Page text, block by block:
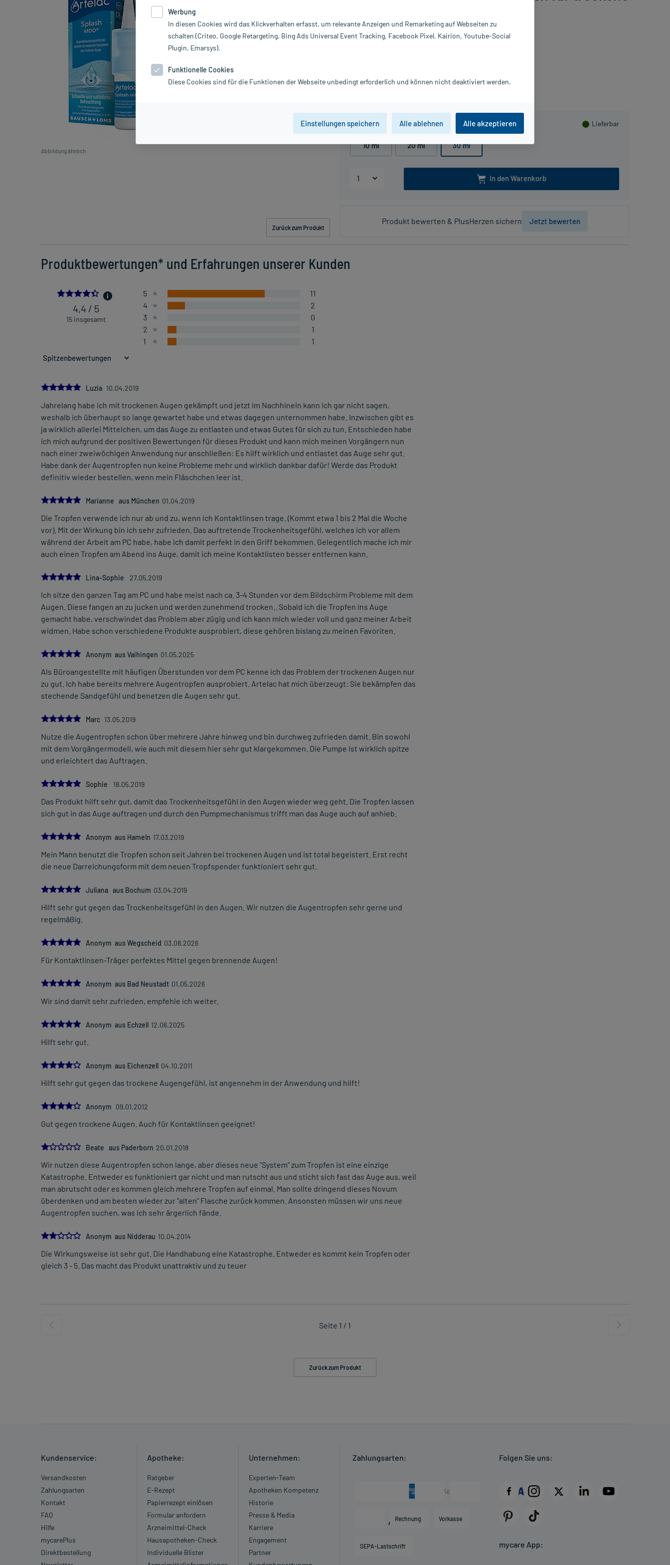
Abbildung ähnlich
Zurück zum Produkt
inkl. MwSt. Gratis-Versand innerhalb D.
Packungseinheit Lieferbar
10 ml 20 ml 30 ml
In den Warenkorb
Produkt bewerten & PlusHerzen sichern Jetzt bewerten
Produktbewertungen* und Erfahrungen unserer Kunden
4.4
4,4 / 5
15 insgesamt
5
11
4
2
3
0
2
1
1
1
5.0
Luzia 10.04.2019
Jahrelang habe ich mit trockenen Augen gekämpft und jetzt im Nachhinein kann ich gar nicht sagen,
weshalb ich überhaupt so lange gewartet habe und etwas dagegen unternommen habe. Inzwischen gibt es
ja wirklich allerlei Mittelchen, um das Auge zu entlasten und etwas Gutes für sich zu tun. Entschieden habe
ich mich aufgrund der positiven Bewertungen für dieses Produkt und kann mich meinen Vorgängern nun
nach einer zweiwöchigen Anwendung nur anschließen: Es hilft wirklich und entlastet das Auge sehr gut.
Habe dank der Augentropfen nun keine Probleme mehr und wirklich dankbar dafür! Werde das Produkt
definitiv wieder bestellen, wenn mein Fläschchen leer ist.
5.0
Marianne aus München 01.04.2019
Die Tropfen verwende ich nur ab und zu, wenn ich Kontaktlinsen trage. (Kommt etwa 1 bis 2 Mal die Woche
vor). Mit der Wirkung bin ich sehr zufrieden. Das auftretende Trockenheitsgefühl, welches ich vor allem
während der Arbeit am PC habe, habe ich damit perfekt in den Griff bekommen. Gelegentlich mache ich mir
auch einen Tropfen am Abend ins Auge, damit ich meine Kontaktlisten besser entfernen kann.
5.0
Lina-Sophie 27.05.2019
Ich sitze den ganzen Tag am PC und habe meist nach ca. 3-4 Stunden vor dem Bildschirm Probleme mit dem
Augen. Diese fangen an zu jucken und werden zunehmend trocken.. Sobald ich die Tropfen ins Auge
gemacht habe, verschwindet das Problem aber zügig und ich kann mich wieder voll und ganz meiner Arbeit
widmen. Habe schon verschiedene Produkte ausprobiert, diese gehören bislang zu meinen Favoriten.
5.0
Anonym aus Vaihingen 01.05.2025
Als Büroangestellte mit häufigen Überstunden vor dem PC kenne ich das Problem der trockenen Augen nur
zu gut. Ich habe bereits mehrere Augentropfen ausprobiert. Artelac hat mich überzeugt: Sie bekämpfen das
stechende Sandgefühl und benetzen die Augen sehr gut.
5.0
Marc 13.05.2019
Nutze die Augentropfen schon über mehrere Jahre hinweg und bin durchweg zufrieden damit. Bin sowohl
mit dem Vorgängermodell, wie auch mit diesem hier sehr gut klargekommen. Die Pumpe ist wirklich spitze
und erleichtert das Auftragen.
5.0
Sophie 18.05.2019
Das Produkt hilft sehr gut, damit das Trockenheitsgefühl in den Augen wieder weg geht. Die Tropfen lassen
sich gut in das Auge auftragen und durch den Pumpmechanismus trifft man das Auge auch auf anhieb.
5.0
Anonym aus Hameln 17.03.2019
Mein Mann benutzt die Tropfen schon seit Jahren bei trockenen Augen und ist total begeistert. Erst recht
die neue Darreichungsform mit dem neuen Tropfspender funktioniert sehr gut.
5.0
Juliana aus Bochum 03.04.2019
Hilft sehr gut gegen das Trockenheitsgefühl in den Augen. Wir nutzen die Augentropfen sehr gerne und
regelmäßig.
5.0
Anonym aus Wegscheid 03.08.2026
Für Kontaktlinsen-Träger perfektes Mittel gegen brennende Augen!
5.0
Anonym aus Bad Neustadt 01.05.2026
Wir sind damit sehr zufrieden, empfehle ich weiter.
5.0
Anonym aus Echzell 12.06.2025
Hilft sehr gut.
4.0
Anonym aus Eichenzell 04.10.2011
Hilft sehr gut gegen das trockene Augengefühl, ist angennehm in der Anwendung und hilft!
4.0
Anonym 09.01.2012
Gut gegen trockene Augen. Auch für Kontaktlinsen geeignet!
1.0
Beate aus Paderborn 20.01.2018
Wir nutzen diese Augentropfen schon lange, aber dieses neue "System" zum Tropfen ist eine einzige
Katastrophe. Entweder es funktioniert gar nicht und man rutscht aus und sticht sich fast das Auge aus, weil
man abrutscht oder es kommen gleich mehrere Tropfen auf einmal. Man sollte dringend dieses Novum
überdenken und am besten wieder zur "alten" Flasche zurück kommen. Ansonsten müssen wir uns neue
Augentropfen suchen, was ich sehr ärgerlich fände.
2.0
Anonym aus Nidderau 10.04.2014
Die Wirkungsweise ist sehr gut. Die Handhabung eine Katastrophe. Entweder es kommt kein Tropfen oder
gleich 3 - 5. Das macht das Produkt unattraktiv und zu teuer
Seite 1 / 1
Zurück zum Produkt
Kundenservice:
Versandkosten
Zahlungsarten
Kontakt
FAQ
Hilfe
mycarePlus
Direktbestellung
Apotheke:
Ratgeber
E-Rezept
Papierrezept einlösen
Formular anfordern
Arzneimittel-Check
Hausapotheken-Check
Individuelle Blister
Unternehmen:
Experten-Team
Apotheken Kompetenz
Historie
Presse & Media
Karriere
Engagement
Partner
Zahlungsarten:
Rechnung Vorkasse
SEPA-Lastschrift
Folgen Sie uns:
mycare App:
Werbung
In diesen Cookies wird das Klickverhalten erfasst, um relevante Anzeigen und Remarketing auf Webseiten zu
schalten (Criteo, Google Retargeting, Bing Ads Universal Event Tracking, Facebook Pixel, Kairion, Youtube-Social
Plugin, Emarsys).
Funktionelle Cookies
Diese Cookies sind für die Funktionen der Webseite unbedingt erforderlich und können nicht deaktiviert werden.
Einstellungen speichern Alle ablehnen Alle akzeptieren